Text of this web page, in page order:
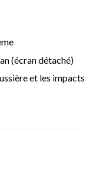
(écran détaché)
et les impacts